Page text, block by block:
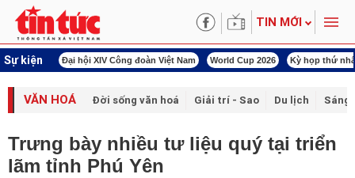
TIN MỚI
Sự kiện
Việt Nam World Cup 2026 Kỳ họp thứ nhất Quốc hội khóa XVI Đảm bảo
VĂN HOÁ Đời sống văn hoá Giải trí - Sao Du lịch Sáng
Trưng bày nhiều tư liệu quý tại triển
lãm tỉnh Phú Yên